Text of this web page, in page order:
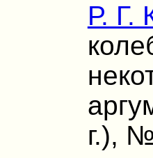
Р. Г.
г.),